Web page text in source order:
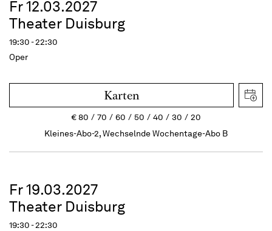
Fr 12.03.2027
Theater Duisburg
19:30 - 22:30
Oper
Karten
€80 70 60 50 40 30
20
Kleines-Abo-2, Wechselnde Wochentage-Abo B
Fr 19.03.2027
Theater Duisburg
19:30 - 22:30